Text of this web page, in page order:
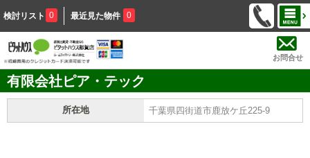
検討リスト 0 最近見た物件 0
お問合せ
有限会社ピア・テック
所在地 千葉県四街道市鹿放ケ丘225-9